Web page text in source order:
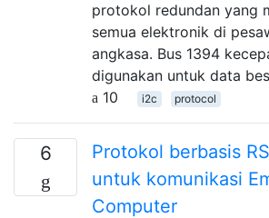
protokol redundan yang
semua elektronik di
angkasa. Bus 1394
digunakan untuk data
10
i2c protocol
6
Protokol berbasis
untuk komunikasi
Computer